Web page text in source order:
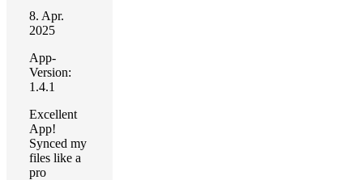
8. Apr.
2025
App-
Version:
1.4.1
Excellent
App!
Synced my
files like a
pro